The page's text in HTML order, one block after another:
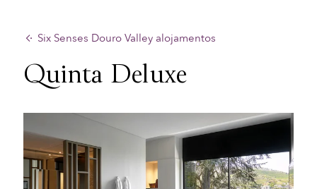
Six Senses Douro Valley alojamentos
Quinta Deluxe